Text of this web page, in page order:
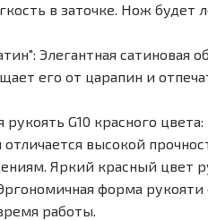
в заточке. Нож будет
Элегантная сатиновая
его от царапин и
G10 красного
отличается высокой
Яркий красный цвет
форма
работы.